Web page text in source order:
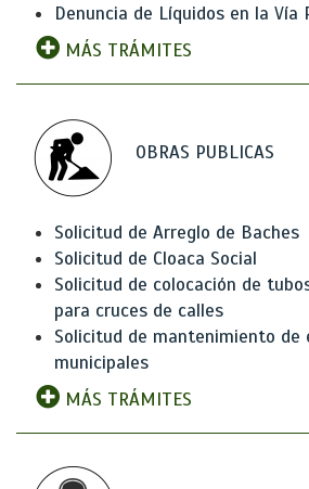
Denuncia de Líquidos en la Vía
MÁS TRÁMITES
OBRAS PUBLICAS
Solicitud de Arreglo de Baches
Solicitud de Cloaca Social
Solicitud de colocación de
para cruces de calles
Solicitud de mantenimiento de
municipales
MÁS TRÁMITES